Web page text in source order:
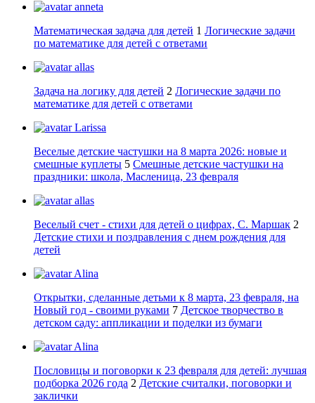
anneta
Математическая задача для детей 1 Логические задачи
по математике для детей с ответами
allas
Задача на логику для детей 2 Логические задачи по
математике для детей с ответами
Larissa
Веселые детские частушки на 8 марта 2026: новые и
смешные куплеты 5 Смешные детские частушки на
праздники: школа, Масленица, 23 февраля
allas
Веселый счет - стихи для детей о цифрах, С. Маршак 2
Детские стихи и поздравления с днем рождения для
детей
Alina
Открытки, сделанные детьми к 8 марта, 23 февраля, на
Новый год - своими руками 7 Детское творчество в
детском саду: аппликации и поделки из бумаги
Alina
Пословицы и поговорки к 23 февраля для детей: лучшая
подборка 2026 года 2 Детские считалки, поговорки и
заклички